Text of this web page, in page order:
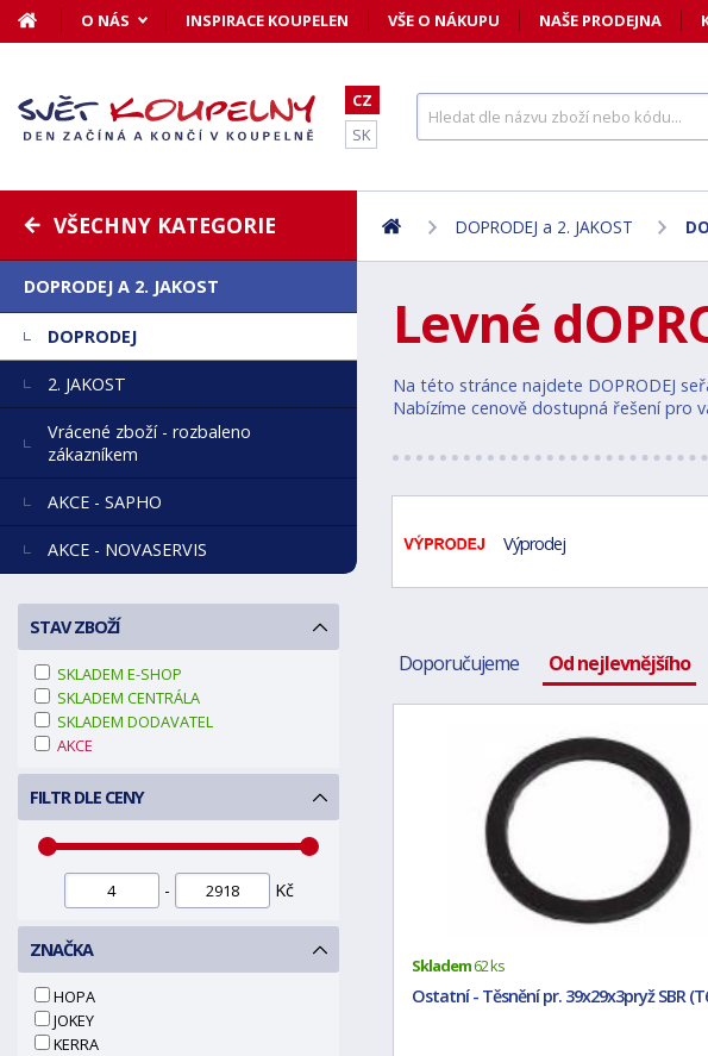
O NÁS INSPIRACE KOUPELEN VŠE O NÁKUPU NAŠE PRODEJNA
CZ
SK
DOPRODEJ a 2. JAKOST
Levné
Na této stránce najdete DOPRODEJ
Nabízíme cenově dostupná řešení pro
Výprodej
Doporučujeme Od nejlevnějšího
Skladem62 ks
Ostatní - Těsnění pr. 39x29x3pryž SBR
VŠECHNY KATEGORIE
DOPRODEJ A 2. JAKOST
DOPRODEJ
2. JAKOST
Vrácené zboží - rozbaleno
zákazníkem
AKCE - SAPHO
AKCE - NOVASERVIS
STAV ZBOŽÍ
SKLADEM E-SHOP
SKLADEM CENTRÁLA
SKLADEM DODAVATEL
AKCE
FILTR DLE CENY
- Kč
ZNAČKA
HOPA
JOKEY
KERRA